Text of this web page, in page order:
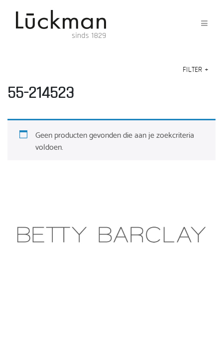
FILTER +
55-214523
Geen producten gevonden die aan je zoekcriteria
voldoen.